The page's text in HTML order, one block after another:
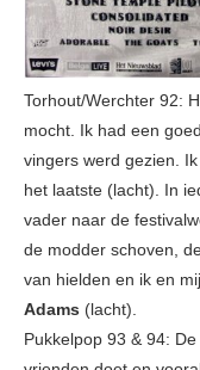
Torhout/Werchter 92:
mocht. Ik had een
vingers werd gezien.
het laatste (lacht). In
vader naar de
de modder schoven,
van hielden en ik en
Adams (lacht).
Pukkelpop 93 & 94: